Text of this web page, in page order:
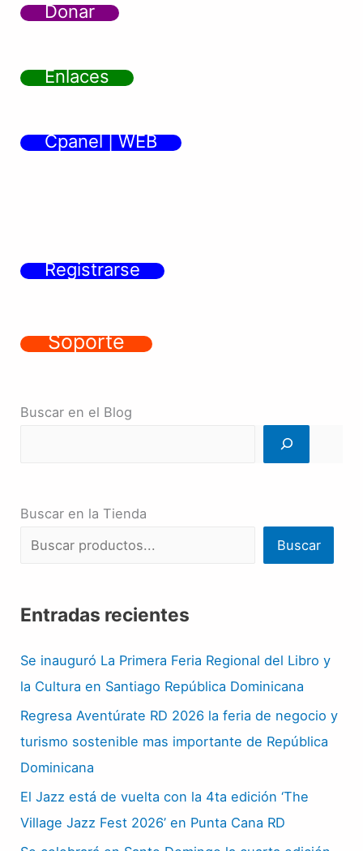
Donar
Enlaces
Cpanel | WEB
Registrarse
Soporte
Buscar en el Blog
Buscar en la Tienda
Buscar
Entradas recientes
Se inauguró La Primera Feria Regional del Libro y
la Cultura en Santiago República Dominicana
Regresa Aventúrate RD 2026 la feria de negocio y
turismo sostenible mas importante de República
Dominicana
El Jazz está de vuelta con la 4ta edición ‘The
Village Jazz Fest 2026’ en Punta Cana RD